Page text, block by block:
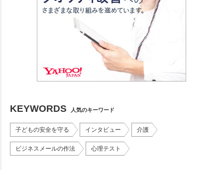
KEYWORDS 人気のキーワード
子どもの安全を守る インタビュー 介護
ビジネスメールの作法 心理テスト